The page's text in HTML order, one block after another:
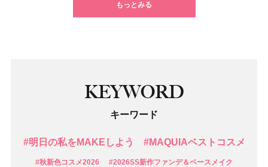
もっとみる
KEYWORD
キーワード
#明日の私をMAKEしよう #MAQUIAベストコスメ
#秋新色コスメ2026 #2026SS新作ファンデ＆ベースメイク